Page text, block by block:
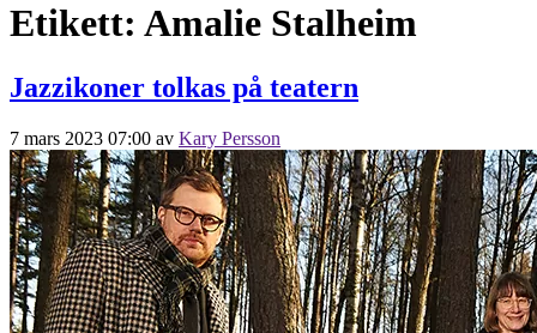
Etikett: Amalie Stalheim
Jazzikoner tolkas på teatern
7 mars 2023 07:00 av Kary Persson